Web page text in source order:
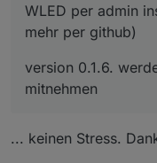
WLED per admin
mehr per github)
version 0.1.6.
mitnehmen
... keinen Stress.